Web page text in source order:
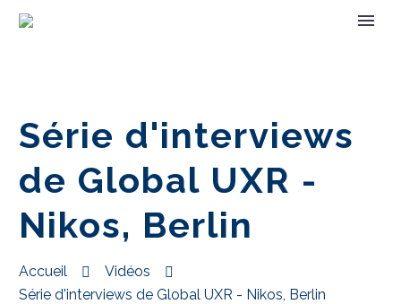
Série d'interviews
de Global UXR -
Nikos, Berlin
Accueil
Vidéos
Série d'interviews de Global UXR - Nikos, Berlin